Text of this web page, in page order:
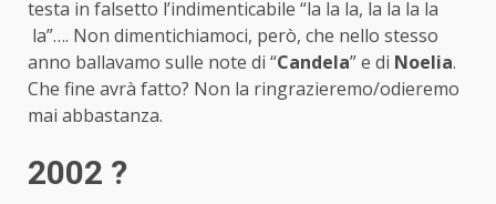
testa in falsetto l’indimenticabile “la la la, la la la la
la”…. Non dimentichiamoci, però, che nello stesso
anno ballavamo sulle note di “Candela” e di Noelia.
Che fine avrà fatto? Non la ringrazieremo/odieremo
mai abbastanza.
2002 ?